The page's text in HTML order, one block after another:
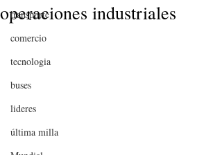
transporte
comercio
tecnologia
buses
lideres
última milla
operaciones industriales